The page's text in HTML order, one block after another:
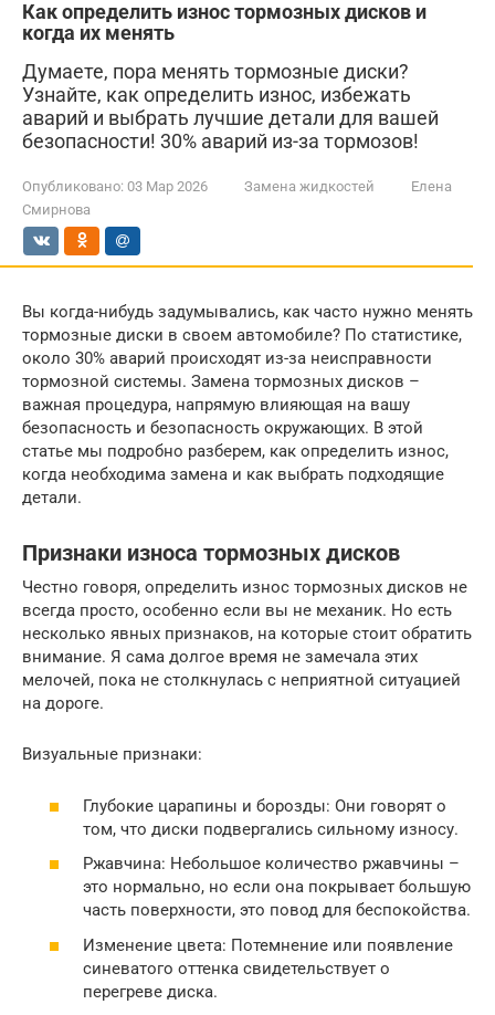
Как определить износ тормозных дисков и
когда их менять
Думаете, пора менять тормозные диски?
Узнайте, как определить износ, избежать
аварий и выбрать лучшие детали для вашей
безопасности! 30% аварий из-за тормозов!
Опубликовано: 03 Мар 2026 Замена жидкостей
Елена
Смирнова
Вы когда-нибудь задумывались, как часто нужно менять
тормозные диски в своем автомобиле? По статистике,
около 30% аварий происходят из-за неисправности
тормозной системы. Замена тормозных дисков –
важная процедура, напрямую влияющая на вашу
безопасность и безопасность окружающих. В этой
статье мы подробно разберем, как определить износ,
когда необходима замена и как выбрать подходящие
детали.
Признаки износа тормозных дисков
Честно говоря, определить износ тормозных дисков не
всегда просто, особенно если вы не механик. Но есть
несколько явных признаков, на которые стоит обратить
внимание. Я сама долгое время не замечала этих
мелочей, пока не столкнулась с неприятной ситуацией
на дороге.
Визуальные признаки:
Глубокие царапины и борозды: Они говорят о
том, что диски подвергались сильному износу.
Ржавчина: Небольшое количество ржавчины –
это нормально, но если она покрывает большую
часть поверхности, это повод для беспокойства.
Изменение цвета: Потемнение или появление
синеватого оттенка свидетельствует о
перегреве диска.